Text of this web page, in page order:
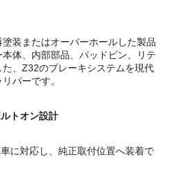
装またはオーバーホールした製品
体、内部部品、パッドピン、リテ
、Z32のブレーキシステムを現代
パーです。
トオン設計
に対応し、純正取付位置へ装着で